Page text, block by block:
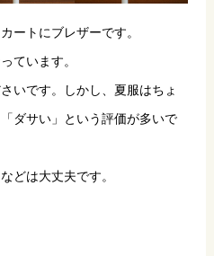
ートにブレザーです。
ています。
いです。しかし、夏服はちょ
ダサい」という評価が多いで
どは大丈夫です。